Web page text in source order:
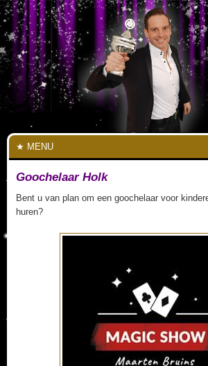
MENU
Goochelaar Holk
Bent u van plan om een goochelaar voor
huren?